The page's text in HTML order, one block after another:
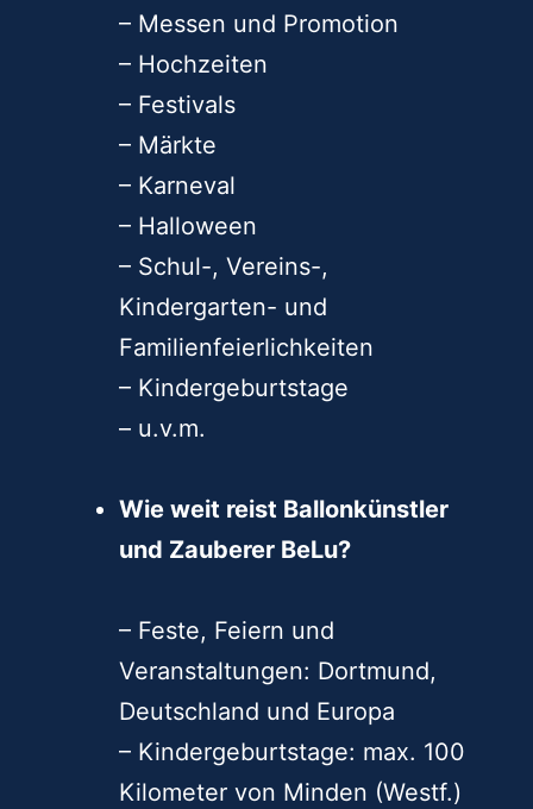
– Messen und Promotion
– Hochzeiten
– Festivals
– Märkte
– Karneval
– Halloween
– Schul-, Vereins-,
Kindergarten- und
Familienfeierlichkeiten
– Kindergeburtstage
– u.v.m.
Wie weit reist Ballonkünstler
und Zauberer BeLu?
– Feste, Feiern und
Veranstaltungen: Dortmund,
Deutschland und Europa
– Kindergeburtstage: max. 100
Kilometer von Minden (Westf.)